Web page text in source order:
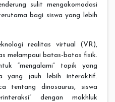
sulit mengakomodasi
bagi siswa yang lebih
realitas virtual (VR),
melampaui batas-batas fisik.
“mengalami” topik yang
yang jauh lebih interaktif.
tentang dinosaurus, siswa
dengan makhluk